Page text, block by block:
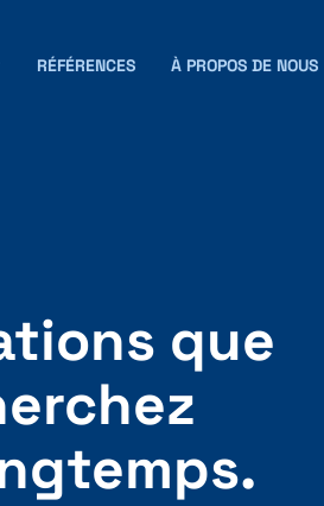
RÉFÉRENCES À PROPOS DE NOUS
que